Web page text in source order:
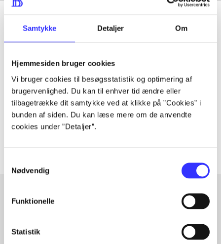
Samtykke Detaljer Om
Hjemmesiden bruger cookies
Vi bruger cookies til besøgsstatistik og optimering af
brugervenlighed. Du kan til enhver tid ændre eller
tilbagetrække dit samtykke ved at klikke på ”Cookies” i
bunden af siden. Du kan læse mere om de anvendte
cookies under ”Detaljer”.
Nødvendig
Funktionelle
Statistik
Tidsskrift
lorem ipsum dolor sit amet ...
Tidsskrift
Artiklerne i handler ofte om
Fra